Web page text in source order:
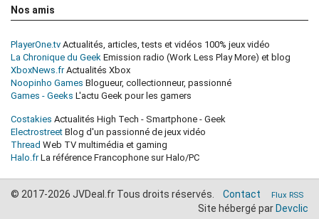
Nos amis
PlayerOne.tv Actualités, articles, tests et vidéos 100% jeux vidéo
La Chronique du Geek Emission radio (Work Less Play More) et blog
XboxNews.frActualités Xbox
Noopinho Games Blogueur, collectionneur, passionné
Games - Geeks L'actu Geek pour les gamers
Costakies Actualités High Tech - Smartphone - Geek
Electrostreet Blog d'un passionné de jeux vidéo
Thread Web TV multimédia et gaming
Halo.frLa référence Francophone sur Halo/PC
© 2017-2026 JVDeal.fr Tous droits réservés. Contact Flux RSS
Site hébergé par Devclic